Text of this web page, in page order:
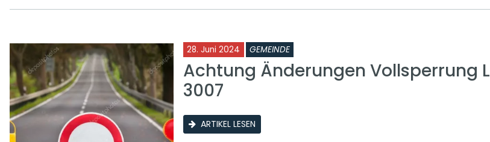
28. Juni 2024 GEMEINDE
Achtung Änderungen Vollsperrung L
3007
ARTIKEL LESEN